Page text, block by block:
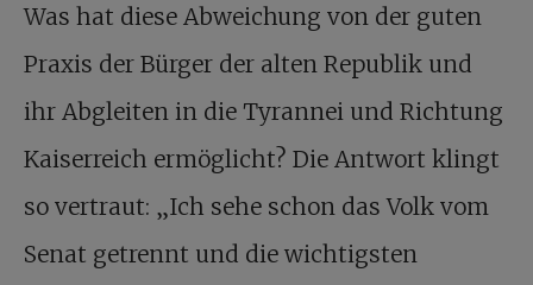
Was hat diese Abweichung von der guten
Praxis der Bürger der alten Republik und
ihr Abgleiten in die Tyrannei und Richtung
Kaiserreich ermöglicht? Die Antwort klingt
so vertraut: „Ich sehe schon das Volk vom
Senat getrennt und die wichtigsten